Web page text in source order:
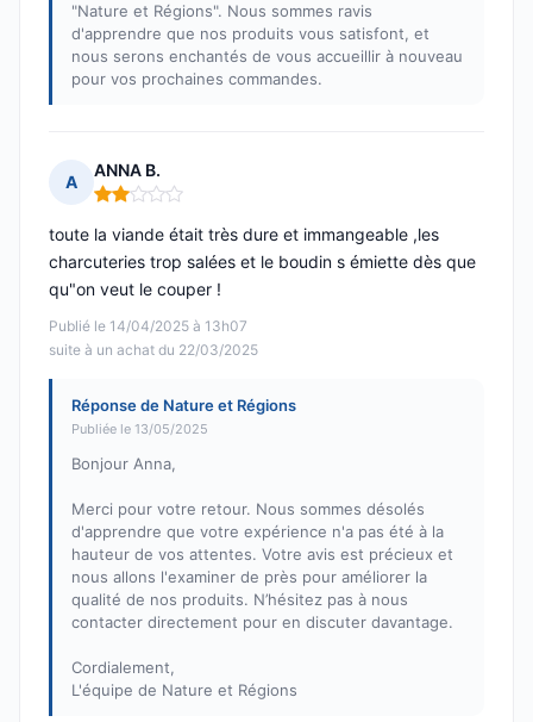
"Nature et Régions". Nous sommes ravis
d'apprendre que nos produits vous satisfont, et
nous serons enchantés de vous accueillir à nouveau
pour vos prochaines commandes.
A
ANNA B.
Note : 2 sur 5
Publié le 14/04/2025 à 13h07
suite à un achat du 22/03/2025
toute la viande était très dure et immangeable ,les
charcuteries trop salées et le boudin s émiette dès que
qu"on veut le couper !
Réponse de Nature et Régions
Publiée le 13/05/2025
Bonjour Anna,
Merci pour votre retour. Nous sommes désolés
d'apprendre que votre expérience n'a pas été à la
hauteur de vos attentes. Votre avis est précieux et
nous allons l'examiner de près pour améliorer la
qualité de nos produits. N’hésitez pas à nous
contacter directement pour en discuter davantage.
Cordialement,
L'équipe de Nature et Régions